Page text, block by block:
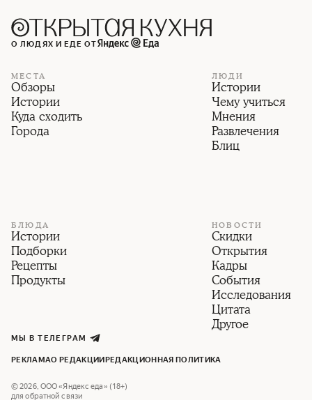
О ЛЮДЯХ И ЕДЕ ОТ
МЕСТА
Обзоры
Истории
Куда сходить
Города
ЛЮДИ
Истории
Чему учиться
Мнения
Развлечения
Блиц
БЛЮДА
Истории
Подборки
Рецепты
Продукты
НОВОСТИ
Скидки
Открытия
Кадры
События
Исследования
Цитата
Другое
МЫ В ТЕЛЕГРАМ
РЕКЛАМАО РЕДАКЦИИ РЕДАКЦИОННАЯ ПОЛИТИКА
©2026, ООО «Яндекс еда» (18+)
для обратной связи